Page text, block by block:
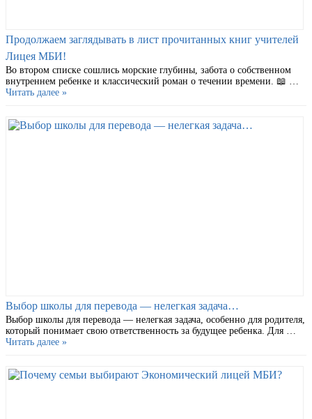
Продолжаем заглядывать в лист прочитанных книг учителей
Лицея МБИ!
Во втором списке сошлись морские глубины, забота о собственном
внутреннем ребенке и классический роман о течении времени. 📖 …
Читать далее »
Выбор школы для перевода — нелегкая задача…
Выбор школы для перевода — нелегкая задача, особенно для родителя,
который понимает свою ответственность за будущее ребенка. Для …
Читать далее »